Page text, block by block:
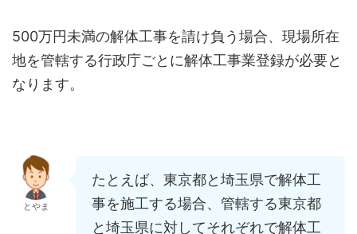
500万円未満の解体工事を請け負う場合、現場所在
地を管轄する行政庁ごとに解体工事業登録が必要と
なります。
とやま
たとえば、東京都と埼玉県で解体工
事を施工する場合、管轄する東京都
と埼玉県に対してそれぞれで解体工